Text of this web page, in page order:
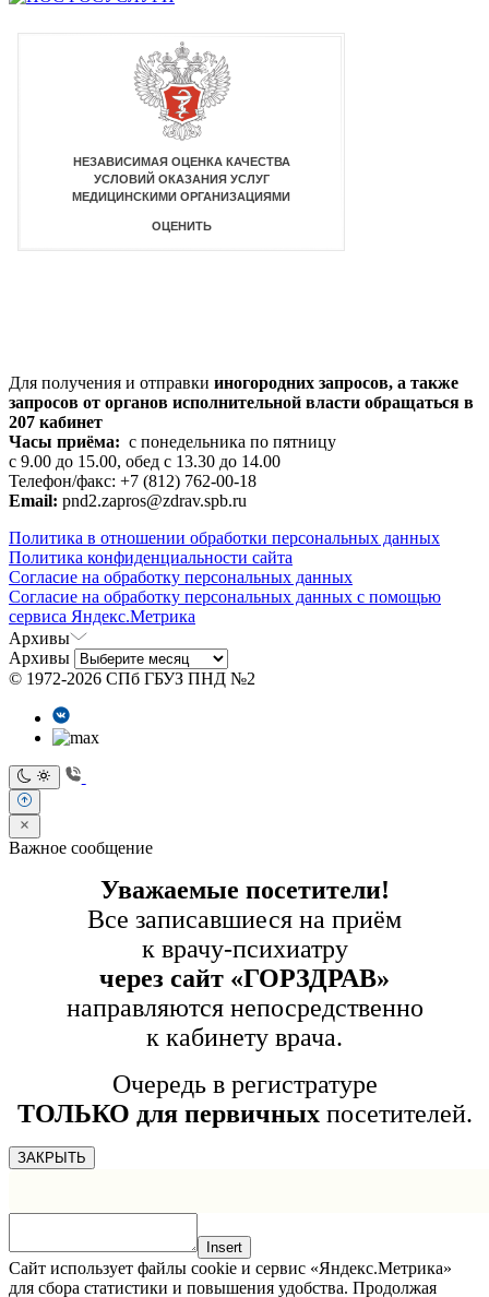
Для получения и отправки иногородних запросов, а также
запросов от органов исполнительной власти обращаться в
207 кабинет
Часы приёма: с понедельника по пятницу
с 9.00 до 15.00, обед с 13.30 до 14.00
Телефон/факс: +7 (812) 762-00-18
Email: pnd2.zapros@zdrav.spb.ru
Политика в отношении обработки персональных данных
Политика конфиденциальности сайта
Согласие на обработку персональных данных
Согласие на обработку персональных данных с помощью
сервиса Яндекс.Метрика
Архивы
Архивы
© 1972-2026 СПб ГБУЗ ПНД №2
Важное сообщение
Уважаемые посетители!
Все записавшиеся на приём
к врачу-психиатру
через сайт «ГОРЗДРАВ»
направляются непосредственно
к кабинету врача.
Очередь в регистратуре
ТОЛЬКО для первичныхпосетителей.
ЗАКРЫТЬ
Insert
Сайт использует файлы cookie и сервис «Яндекс.Метрика»
для сбора статистики и повышения удобства. Продолжая